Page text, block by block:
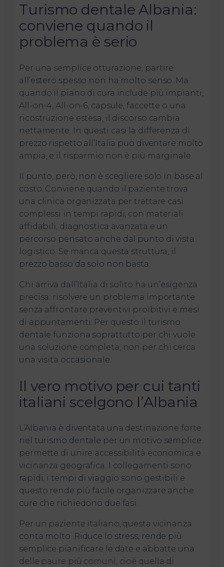
Turismo dentale Albania:
conviene quando il
problema è serio
Per una semplice otturazione, partire
all’estero spesso non ha molto senso. Ma
quando il piano di cura include più impianti,
All-on-4, All-on-6, capsule, faccette o una
ricostruzione estesa, il discorso cambia
nettamente. In questi casi la differenza di
prezzo rispetto all’Italia può diventare molto
ampia, e il risparmio non è più marginale.
Il punto, però, non è scegliere solo in base al
costo. Conviene quando il paziente trova
una clinica organizzata per trattare casi
complessi in tempi rapidi, con materiali
affidabili, diagnostica avanzata e un
percorso pensato anche dal punto di vista
logistico. Se manca questa struttura, il
prezzo basso da solo non basta.
Chi arriva dall’Italia di solito ha un’esigenza
precisa: risolvere un problema importante
senza affrontare preventivi proibitivi e mesi
di appuntamenti. Per questo il turismo
dentale funziona soprattutto per chi vuole
una soluzione completa, non per chi cerca
una visita occasionale.
Il vero motivo per cui tanti
italiani scelgono l’Albania
L’Albania è diventata una destinazione forte
nel turismo dentale per un motivo semplice:
permette di unire accessibilità economica e
vicinanza geografica. I collegamenti sono
rapidi, i tempi di viaggio sono gestibili e
questo rende più facile organizzare anche
cure che richiedono due fasi.
Per un paziente italiano, questa vicinanza
conta molto. Riduce lo stress, rende più
semplice pianificare le date e abbatte una
delle paure più comuni, cioè quella di